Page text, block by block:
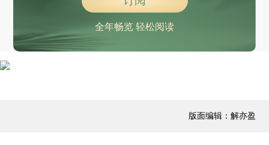
全年畅览 轻松阅读
版面编辑：解亦盈